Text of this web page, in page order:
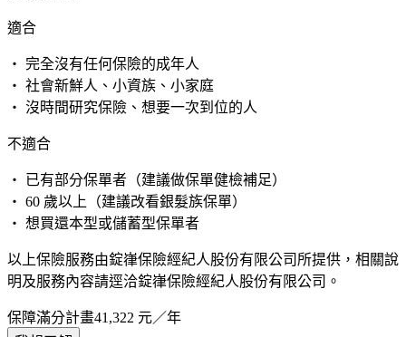
適合
・ 完全沒有任何保險的成年人
・ 社會新鮮人、小資族、小家庭
・ 沒時間研究保險、想要一次到位的人
不適合
・ 已有部分保單者（建議做保單健檢補足）
・ 60 歲以上（建議改看銀髮族保單）
・ 想買還本型或儲蓄型保單者
以上保險服務由錠嵂保險經紀人股份有限公司所提供，相關說
明及服務內容請逕洽錠嵂保險經紀人股份有限公司。
保障滿分計畫41,322 元／年